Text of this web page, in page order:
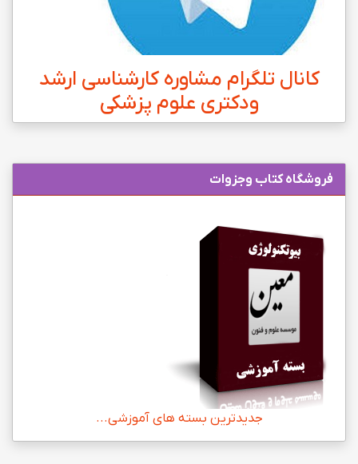
کانال تلگرام مشاوره کارشناسی ارشد
ودکتری علوم پزشکی
فروشگاه کتاب وجزوات
جدیدترین بسته های آموزشی...